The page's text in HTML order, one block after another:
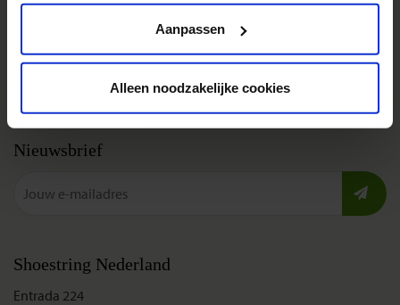
Aanpassen
Alleen noodzakelijke cookies
Privacybeleid
Disclaimer & copyright
Nieuwsbrief
Shoestring Nederland
Entrada 224